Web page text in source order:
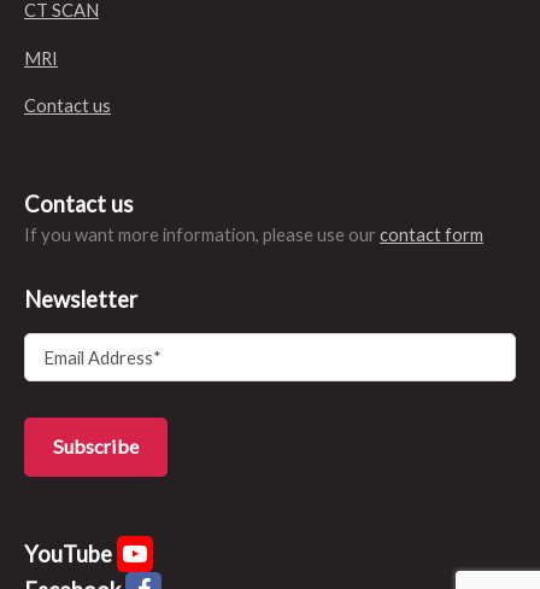
CT SCAN
MRI
Contact us
Contact us
If you want more information, please use our contact form
Newsletter
YouTube